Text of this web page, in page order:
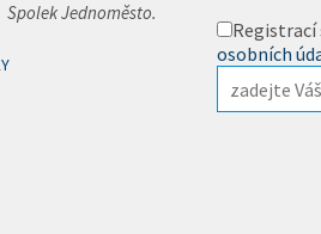
Spolek Jednoměsto.
Registrací
osobních